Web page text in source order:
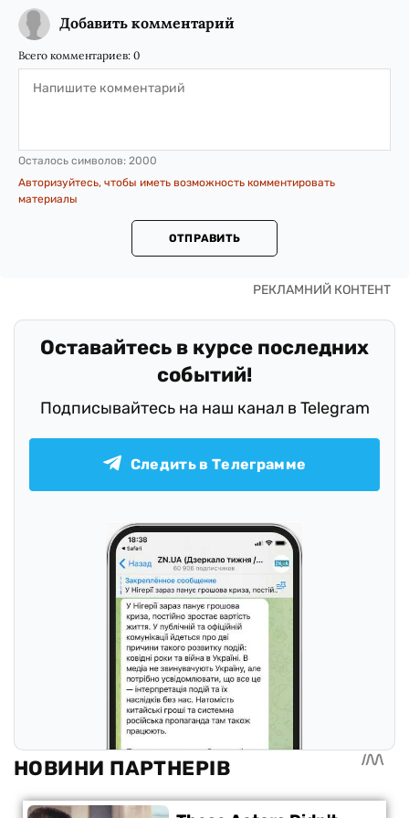
Добавить комментарий
Всего комментариев: 0
Осталось символов: 2000
Авторизуйтесь, чтобы иметь возможность комментировать
материалы
ОТПРАВИТЬ
Оставайтесь в курсе последних
событий!
Подписывайтесь на наш канал в Telegram
Следить в Телеграмме